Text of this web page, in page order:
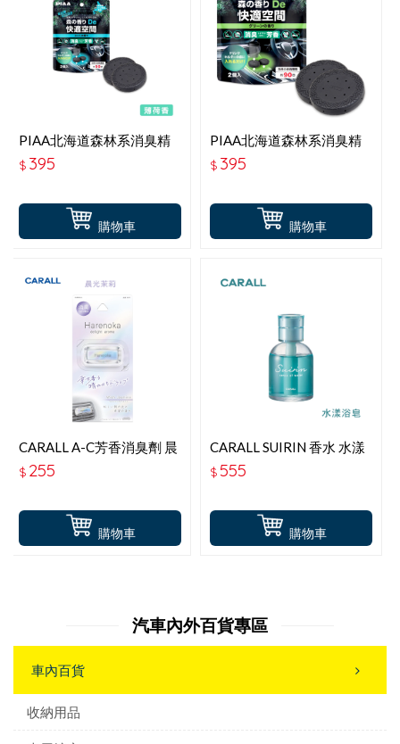
購物車
PIAA北海道森林系消臭精
油 薄荷香 KK-TD2
$ 395
購物車
PIAA北海道森林系消臭精
油 草本香 KK-TD3
$ 395
購物車
CARALL A-C芳香消臭劑 晨
光茉莉 J3677
$ 255
購物車
CARALL SUIRIN 香水 水漾
浴皂 J3687
$ 555
汽車內外百貨專區
車內百貨
收納用品